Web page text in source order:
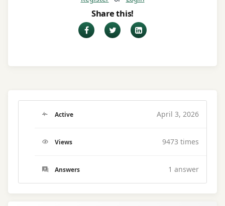
Share this!
FacebookTwitterLinkedIn
Active April 3, 2026
Views 9473 times
Answers 1 answer